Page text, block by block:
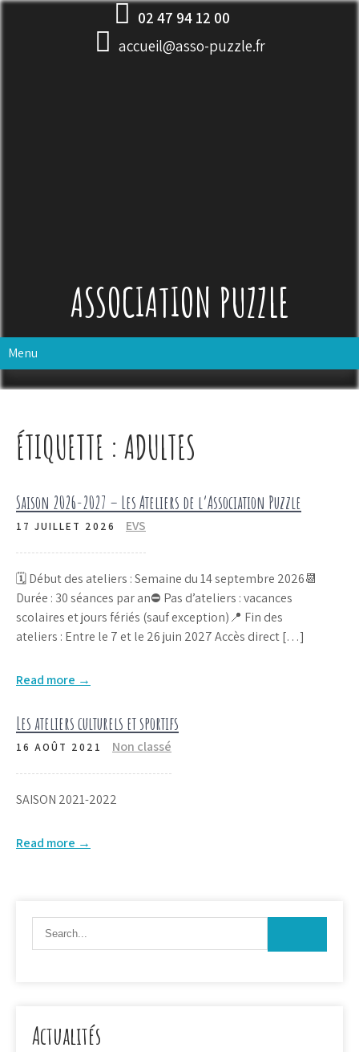
Skip
02 47 94 12 00
accueil@asso-puzzle.fr
ASSOCIATION PUZZLE
Menu
ÉTIQUETTE : ADULTES
Saison 2026-2027 – Les Ateliers de l’Association Puzzle
17 JUILLET 2026 EVS
🗓️ Début des ateliers : Semaine du 14 septembre 2026📆
Durée : 30 séances par an⛔ Pas d’ateliers : vacances
scolaires et jours fériés (sauf exception)📍 Fin des
ateliers : Entre le 7 et le 26 juin 2027 Accès direct […]
Read more →
Les ateliers culturels et sportifs
16 AOÛT 2021 Non classé
SAISON 2021-2022
Read more →
Actualités